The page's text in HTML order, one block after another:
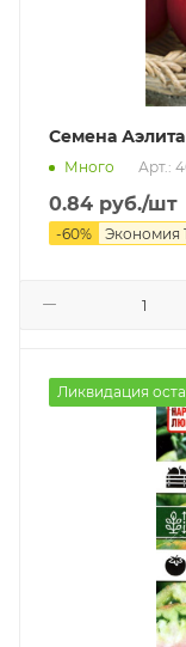
Семена
Много Арт.:
0.84 руб./шт
-60% Экономия
Ликвидация